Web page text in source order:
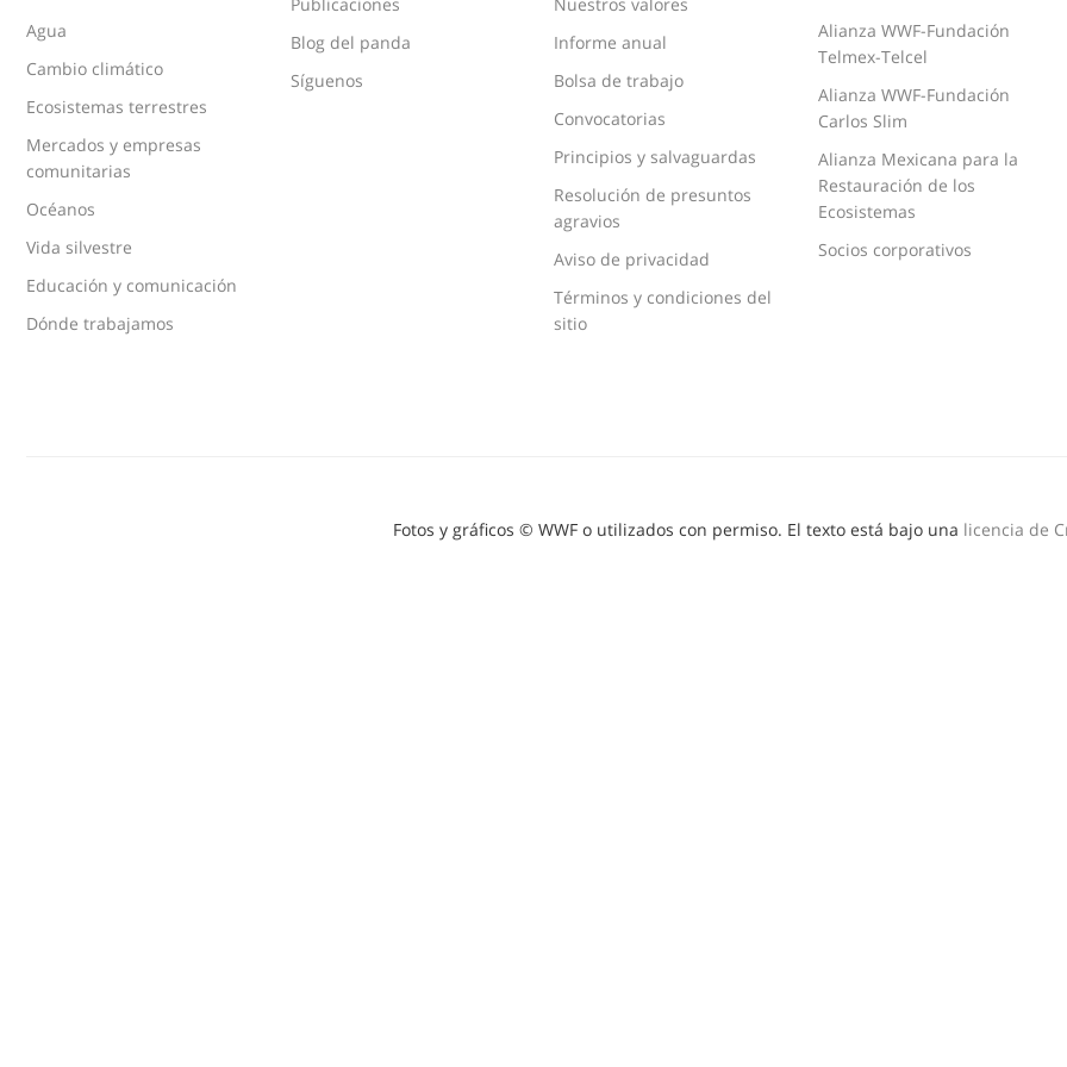
Agua
Cambio climático
Ecosistemas terrestres
Mercados y empresas
comunitarias
Océanos
Vida silvestre
Educación y comunicación
Dónde trabajamos
Blog del panda
Síguenos
Informe anual
Bolsa de trabajo
Convocatorias
Principios y salvaguardas
Resolución de presuntos
agravios
Aviso de privacidad
Términos y condiciones del
sitio
Alianza WWF-Fundación
Telmex-Telcel
Alianza WWF-Fundación
Carlos Slim
Alianza Mexicana para la
Restauración de los
Ecosistemas
Socios corporativos
Fotos y gráficos © WWF o utilizados con permiso. El texto está bajo una licencia de